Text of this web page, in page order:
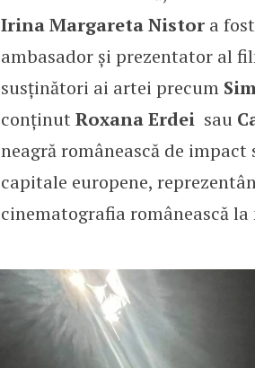
Irina Margareta Nistora
ambasador și prezentator al
susținători ai artei precum
conținut Roxana Erdeisau
neagră românească de
capitale europene,
cinematografia românească